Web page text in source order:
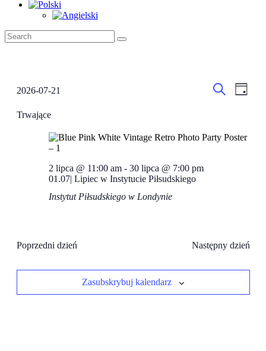
Wydarzenia
21
Dzień
2026-07-21
datę.
Trwające
01.07| Lipiec w Instytucie Piłsudskiego
2 lipca @ 11:00 am- 30 lipca @ 7:00 pm
Instytut Piłsudskiego w Londynie
Poprzedni dzień Następny dzień
Zasubskrybuj kalendarz